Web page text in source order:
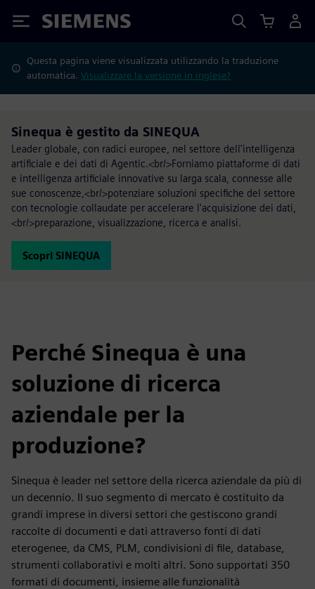
Siemens
Questa pagina viene visualizzata utilizzando la traduzione
automatica.Visualizzare la versione in inglese?
Sinequa è gestito da SINEQUA
Leader globale, con radici europee, nel settore dell'intelligenza
artificiale e dei dati di Agentic.<br/>Forniamo piattaforme di dati
e intelligenza artificiale innovative su larga scala, connesse alle
sue conoscenze,<br/>potenziare soluzioni specifiche del settore
con tecnologie collaudate per accelerare l'acquisizione dei dati,
<br/>preparazione, visualizzazione, ricerca e analisi.
Scopri SINEQUA
Perché Sinequa è una
soluzione di ricerca
aziendale per la
produzione?
Sinequa è leader nel settore della ricerca aziendale da più di
un decennio. Il suo segmento di mercato è costituito da
grandi imprese in diversi settori che gestiscono grandi
raccolte di documenti e dati attraverso fonti di dati
eterogenee, da CMS, PLM, condivisioni di file, database,
strumenti collaborativi e molti altri. Sono supportati 350
formati di documenti, insieme alle funzionalità